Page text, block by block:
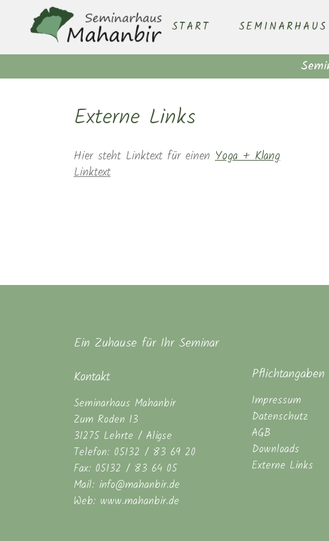
START SEMINARHAUS
Externe Links
Hier steht Linktext für einen Yoga + Klang
Linktext
Ein Zuhause für Ihr Seminar
Kontakt
Seminarhaus Mahanbir
Zum Roden 13
31275 Lehrte / Aligse
Telefon: 05132 / 83 69 20
Fax: 05132 / 83 64 05
Mail: info@mahanbir.de
Web: www.mahanbir.de
Pflichtangaben
Impressum
Datenschutz
AGB
Downloads
Externe Links